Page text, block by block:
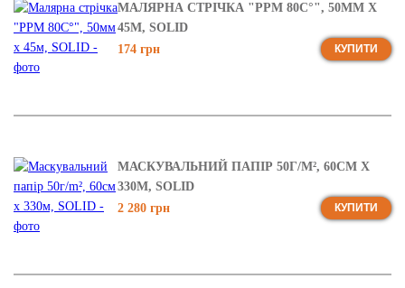
МАЛЯРНА СТРІЧКА "PPM 80C°", 50ММ Х
45М, SOLID
174 грн
КУПИТИ
МАСКУВАЛЬНИЙ ПАПІР 50Г/M², 60СМ Х
330М, SOLID
2 280 грн
КУПИТИ